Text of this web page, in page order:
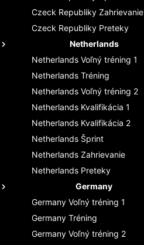
Czeck Republiky Zahrievanie
Czeck Republiky Preteky
Netherlands
Netherlands Voľný tréning 1
Netherlands Tréning
Netherlands Voľný tréning 2
Netherlands Kvalifikácia 1
Netherlands Kvalifikácia 2
Netherlands Šprint
Netherlands Zahrievanie
Netherlands Preteky
Germany
Germany Voľný tréning 1
Germany Tréning
Germany Voľný tréning 2